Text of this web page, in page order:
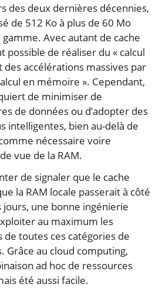
des deux dernières décennies,
de 512 Ko à plus de 60 Mo
Avec autant de cache
possible de réaliser du « calcul
des accélérations massives par
en mémoire ». Cependant,
de minimiser de
de données ou d’adopter des
intelligentes, bien au-delà de
nécessaire voire
vue de la RAM.
de signaler que le cache
la RAM locale passerait à côté
jours, une bonne ingénierie
au maximum les
de toutes ces catégories de
Grâce au cloud computing,
ad hoc de ressources
été aussi facile.